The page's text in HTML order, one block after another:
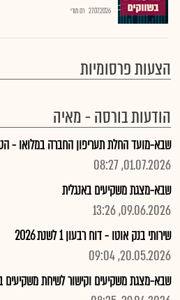
27.07.2026 רם מורי
הצעות פרסומיות
הודעות בורסה - מאיה
שבא-מועד החלת תעריפון החברה במלואו -
01.07.2026, 08:27
שבא-מצגת משקיעים באנגלית
09.06.2026, 13:26
שירותי בנק אוטו - דוח רבעון 1 לשנת 2026
20.05.2026, 09:04
שבא-מצגת משקיעים וקישור לשיחת משקיעים